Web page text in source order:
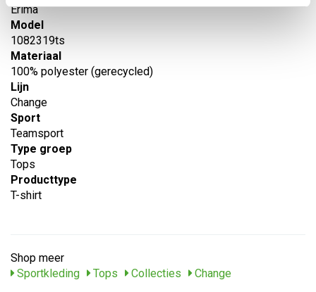
Erima
Model
1082319ts
Materiaal
100% polyester (gerecycled)
Lijn
Change
Sport
Teamsport
Type groep
Tops
Producttype
T-shirt
Shop meer
Sportkleding
Tops Collecties Change